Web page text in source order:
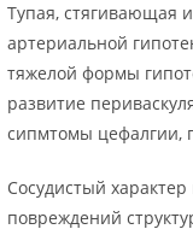
Тупая, стягивающая
артериальной
тяжелой формы
развитие
сипмтомы цефалгии,
Сосудистый
повреждений